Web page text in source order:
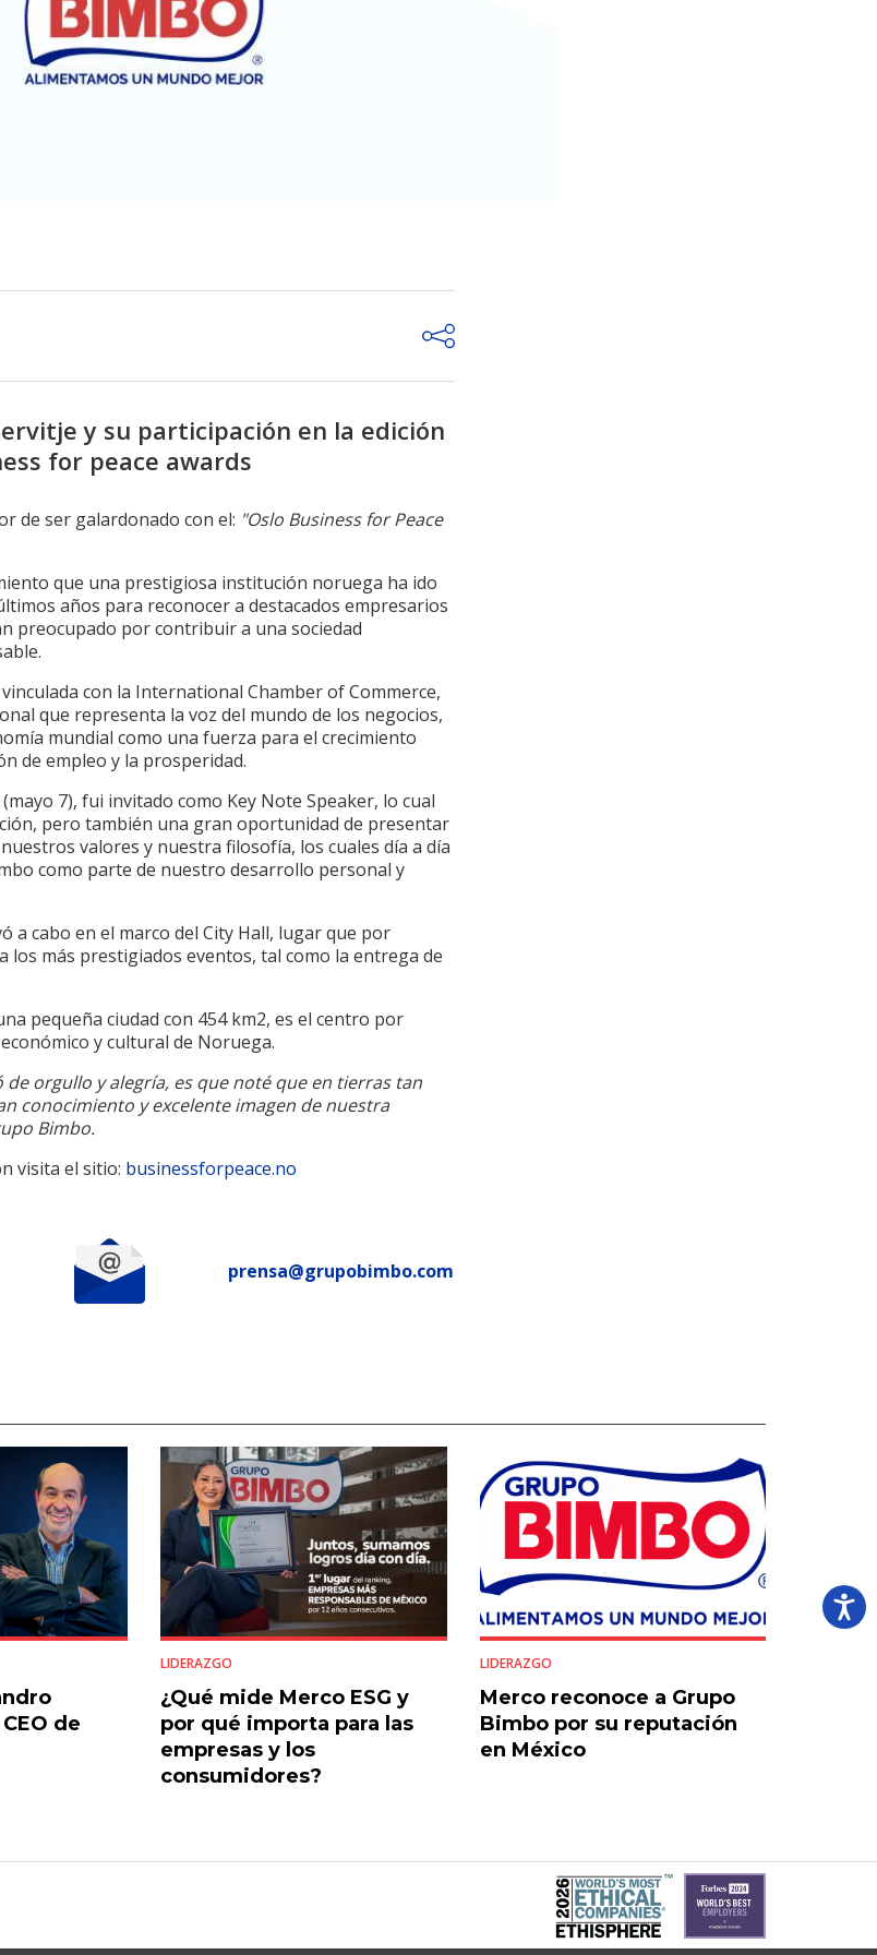
y su participación en la edición
for peace awards
de ser galardonado con el: "Oslo Business for Peace
que una prestigiosa institución noruega ha ido
años para reconocer a destacados empresarios
preocupado por contribuir a una sociedad
con la International Chamber of Commerce,
que representa la voz del mundo de los negocios,
mundial como una fuerza para el crecimiento
de empleo y la prosperidad.
7), fui invitado como Key Note Speaker, lo cual
pero también una gran oportunidad de presentar
valores y nuestra filosofía, los cuales día a día
como parte de nuestro desarrollo personal y
a cabo en el marco del City Hall, lugar que por
los más prestigiados eventos, tal como la entrega de
pequeña ciudad con 454 km2, es el centro por
y cultural de Noruega.
de orgullo y alegría, es que noté que en tierras tan
conocimiento y excelente imagen de nuestra
Bimbo.
visita el sitio: businessforpeace.no
prensa@grupobimbo.com
de
LIDERAZGO
¿Qué mide Merco ESG y
por qué importa para las
empresas y los
consumidores?
LIDERAZGO
Merco reconoce a Grupo
Bimbo por su reputación
en México